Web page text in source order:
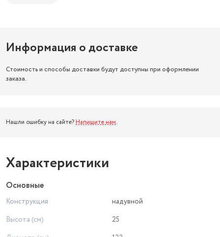
Информация о доставке
Стоимость и способы доставки будут доступны при оформлении
заказа.
Нашли ошибку на сайте? Напишите нам.
Характеристики
Основные
Конструкция
надувной
Высота (см)
25